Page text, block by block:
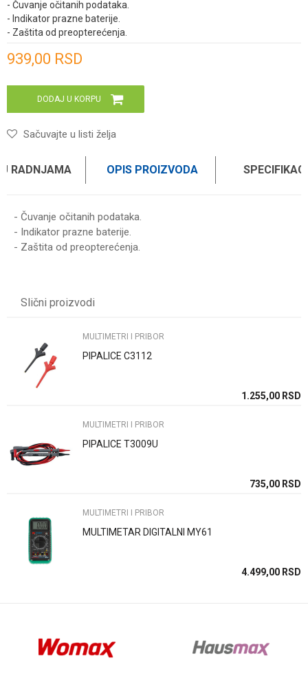
- Čuvanje očitanih podataka.
- Indikator prazne baterije.
- Zaštita od preopterećenja.
939,00 RSD
DODAJ U KORPU
Sačuvajte u listi želja
RADNJAMA OPIS PROIZVODA
- Čuvanje očitanih podataka.
- Indikator prazne baterije.
- Zaštita od preopterećenja.
Poruka
POŠALJI
Slični proizvodi
MULTIMETRI I PRIBOR
PIPALICE C3112
1.255,00 RSD
MULTIMETRI I PRIBOR
PIPALICE T3009U
735,00 RSD
MULTIMETRI I PRIBOR
MULTIMETAR DIGITALNI MY61
4.499,00 RSD